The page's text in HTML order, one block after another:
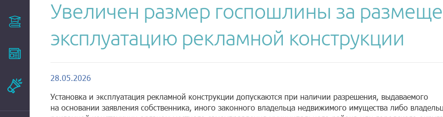
Эксперты
Увеличен размер госпошлины за
эксплуатацию рекламной конструкции
28.05.2026
Установка и эксплуатация рекламной конструкции допускаются при наличии разрешения, выдаваемого
на основании заявления собственника, иного законного владельца недвижимого имущества либо